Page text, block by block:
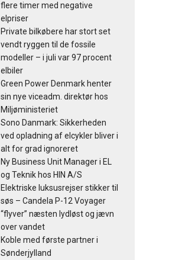
flere timer med negative
elpriser
Private bilkøbere har stort set
vendt ryggen til de fossile
modeller – i juli var 97 procent
elbiler
Green Power Denmark henter
sin nye viceadm. direktør hos
Miljøministeriet
Sono Danmark: Sikkerheden
ved opladning af elcykler bliver i
alt for grad ignoreret
Ny Business Unit Manager i EL
og Teknik hos HIN A/S
Elektriske luksusrejser stikker til
søs – Candela P-12 Voyager
“flyver” næsten lydløst og jævn
over vandet
Koble med første partner i
Sønderjylland